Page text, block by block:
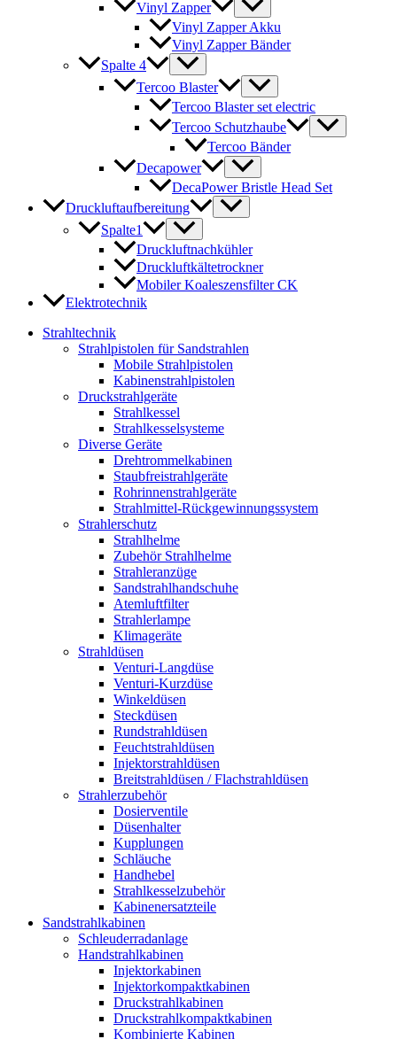
Vinyl Zapper
Vinyl Zapper Akku
Vinyl Zapper Bänder
Spalte 4
Tercoo Blaster
Tercoo Blaster set electric
Tercoo Schutzhaube
Tercoo Bänder
Decapower
DecaPower Bristle Head Set
Druckluftaufbereitung
Spalte1
Druckluftnachkühler
Druckluftkältetrockner
Mobiler Koaleszensfilter CK
Elektrotechnik
Strahltechnik
Strahlpistolen für Sandstrahlen
Mobile Strahlpistolen
Kabinenstrahlpistolen
Druckstrahlgeräte
Strahlkessel
Strahlkesselsysteme
Diverse Geräte
Drehtrommelkabinen
Staubfreistrahlgeräte
Rohrinnenstrahlgeräte
Strahlmittel-Rückgewinnungssystem
Strahlerschutz
Strahlhelme
Zubehör Strahlhelme
Strahleranzüge
Sandstrahlhandschuhe
Atemluftfilter
Strahlerlampe
Klimageräte
Strahldüsen
Venturi-Langdüse
Venturi-Kurzdüse
Winkeldüsen
Steckdüsen
Rundstrahldüsen
Feuchtstrahldüsen
Injektorstrahldüsen
Breitstrahldüsen / Flachstrahldüsen
Strahlerzubehör
Dosierventile
Düsenhalter
Kupplungen
Schläuche
Handhebel
Strahlkesselzubehör
Kabinenersatzteile
Sandstrahlkabinen
Schleuderradanlage
Handstrahlkabinen
Injektorkabinen
Injektorkompaktkabinen
Druckstrahlkabinen
Druckstrahlkompaktkabinen
Kombinierte Kabinen